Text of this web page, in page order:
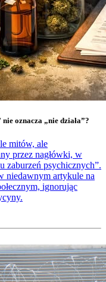
oznacza „nie działa”?
mitów, ale
przez nagłówki, w
zaburzeń psychicznych”.
niedawnym artykule na
ignorując